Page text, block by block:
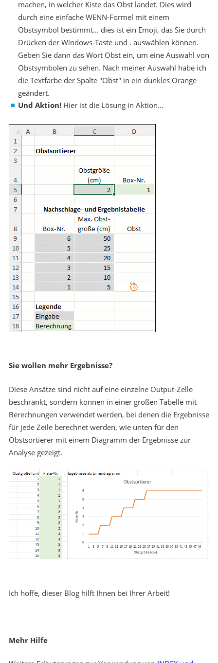
machen, in welcher Kiste das Obst landet. Dies wird
durch eine einfache WENN-Formel mit einem
Obstsymbol bestimmt... dies ist ein Emoji, das Sie durch
Drücken der Windows-Taste und . auswählen können.
Geben Sie dann das Wort Obst ein, um eine Auswahl von
Obstsymbolen zu sehen. Nach meiner Auswahl habe ich
die Textfarbe der Spalte "Obst" in ein dunkles Orange
geändert.
Und Aktion! Hier ist die Lösung in Aktion...
Sie wollen mehr Ergebnisse?
Diese Ansätze sind nicht auf eine einzelne Output-Zelle
beschränkt, sondern können in einer großen Tabelle mit
Berechnungen verwendet werden, bei denen die Ergebnisse
für jede Zeile berechnet werden, wie unten für den
Obstsortierer mit einem Diagramm der Ergebnisse zur
Analyse gezeigt.
Ich hoffe, dieser Blog hilft Ihnen bei Ihrer Arbeit!
Mehr Hilfe